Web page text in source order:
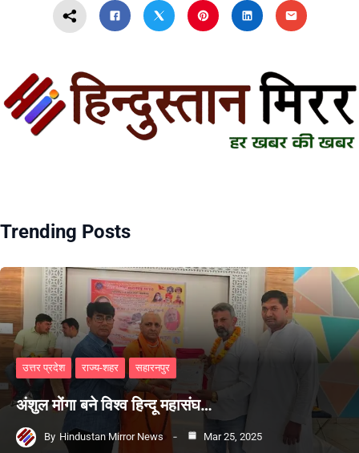
Trending Posts
उत्तर प्रदेश राज्य-शहर सहारनपुर
अंशुल मोंगा बने विश्व हिन्दू महासंघ…
By Hindustan Mirror News Mar 25, 2025